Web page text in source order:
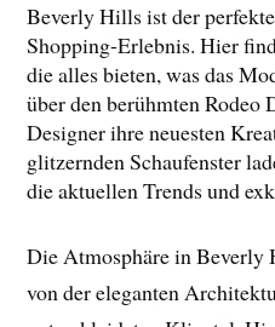
Beverly Hills ist der
Shopping-Erlebnis. Hier
die alles bieten, was das
über den berühmten Rodeo
Designer ihre neuesten
glitzernden Schaufenster
die aktuellen Trends und
Die Atmosphäre in
von der eleganten